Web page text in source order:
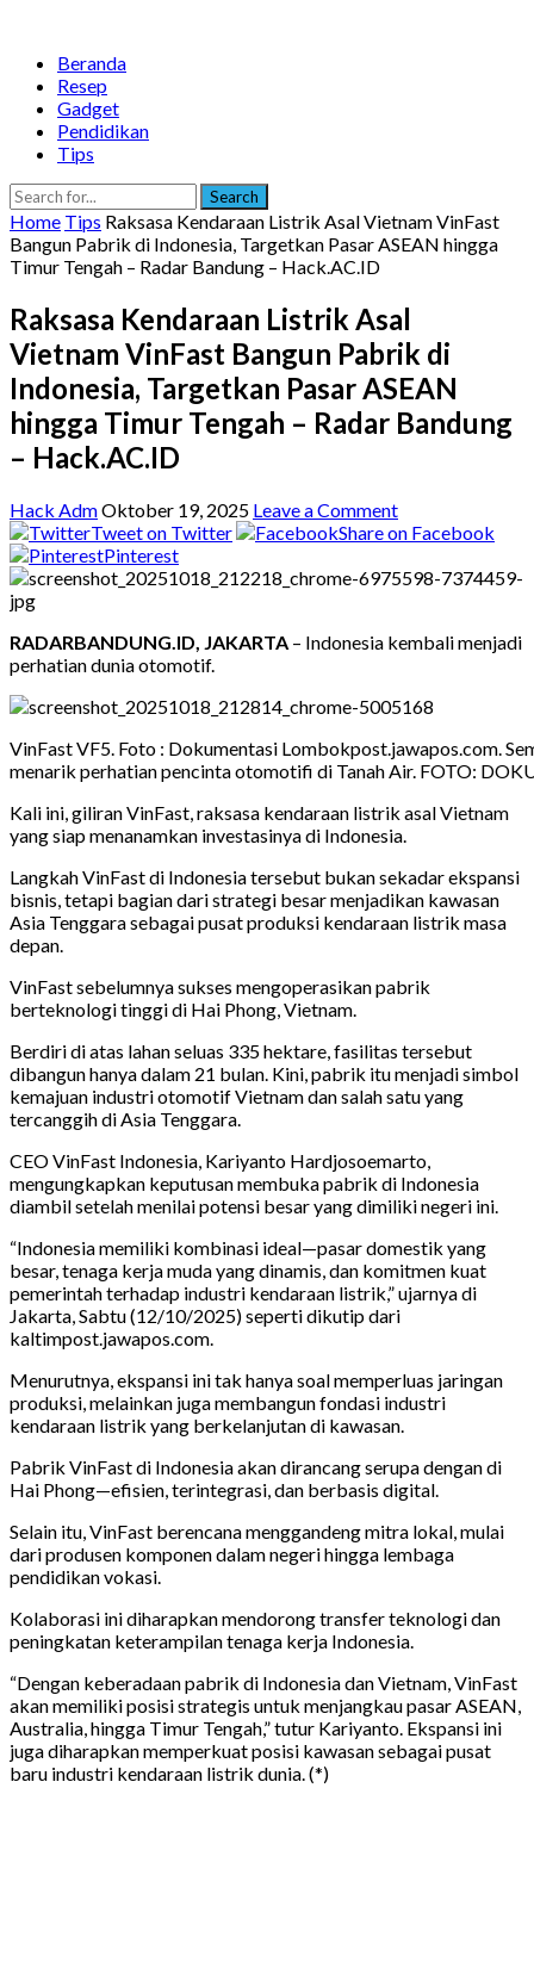
Beranda
Resep
Gadget
Pendidikan
Tips
Search
Home Tips Raksasa Kendaraan Listrik Asal Vietnam VinFast
Bangun Pabrik di Indonesia, Targetkan Pasar ASEAN hingga
Timur Tengah – Radar Bandung – Hack.AC.ID
Raksasa Kendaraan Listrik Asal
Vietnam VinFast Bangun Pabrik di
Indonesia, Targetkan Pasar ASEAN
hingga Timur Tengah – Radar Bandung
– Hack.AC.ID
Hack AdmOktober 19, 2025 Leave a Comment
Tweet on Twitter
Share on Facebook
Pinterest
RADARBANDUNG.ID, JAKARTA – Indonesia kembali menjadi
perhatian dunia otomotif.
VinFast VF5. Foto : Dokumentasi Lombokpost.jawapos.com.
menarik perhatian pencinta otomotifi di Tanah Air. FOTO:
Kali ini, giliran VinFast, raksasa kendaraan listrik asal Vietnam
yang siap menanamkan investasinya di Indonesia.
Langkah VinFast di Indonesia tersebut bukan sekadar ekspansi
bisnis, tetapi bagian dari strategi besar menjadikan kawasan
Asia Tenggara sebagai pusat produksi kendaraan listrik masa
depan.
VinFast sebelumnya sukses mengoperasikan pabrik
berteknologi tinggi di Hai Phong, Vietnam.
Berdiri di atas lahan seluas 335 hektare, fasilitas tersebut
dibangun hanya dalam 21 bulan. Kini, pabrik itu menjadi simbol
kemajuan industri otomotif Vietnam dan salah satu yang
tercanggih di Asia Tenggara.
CEO VinFast Indonesia, Kariyanto Hardjosoemarto,
mengungkapkan keputusan membuka pabrik di Indonesia
diambil setelah menilai potensi besar yang dimiliki negeri ini.
“Indonesia memiliki kombinasi ideal—pasar domestik yang
besar, tenaga kerja muda yang dinamis, dan komitmen kuat
pemerintah terhadap industri kendaraan listrik,” ujarnya di
Jakarta, Sabtu (12/10/2025) seperti dikutip dari
kaltimpost.jawapos.com.
Menurutnya, ekspansi ini tak hanya soal memperluas jaringan
produksi, melainkan juga membangun fondasi industri
kendaraan listrik yang berkelanjutan di kawasan.
Pabrik VinFast di Indonesia akan dirancang serupa dengan di
Hai Phong—efisien, terintegrasi, dan berbasis digital.
Selain itu, VinFast berencana menggandeng mitra lokal, mulai
dari produsen komponen dalam negeri hingga lembaga
pendidikan vokasi.
Kolaborasi ini diharapkan mendorong transfer teknologi dan
peningkatan keterampilan tenaga kerja Indonesia.
“Dengan keberadaan pabrik di Indonesia dan Vietnam, VinFast
akan memiliki posisi strategis untuk menjangkau pasar ASEAN,
Australia, hingga Timur Tengah,” tutur Kariyanto. Ekspansi ini
juga diharapkan memperkuat posisi kawasan sebagai pusat
baru industri kendaraan listrik dunia. (*)